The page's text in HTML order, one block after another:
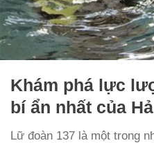
Khám phá lực
bí ẩn nhất của
Lữ đoàn 137 là một trong